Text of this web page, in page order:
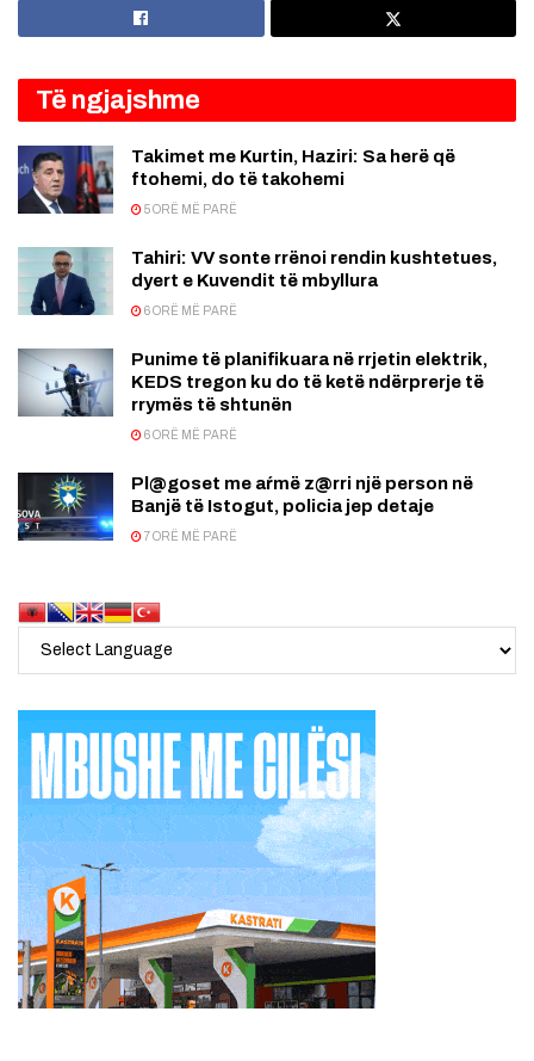
Të ngjajshme
Takimet me Kurtin, Haziri: Sa herë që
ftohemi, do të takohemi
5 ORË MË PARË
Tahiri: VV sonte rrënoi rendin kushtetues,
dyert e Kuvendit të mbyllura
6 ORË MË PARË
Punime të planifikuara në rrjetin elektrik,
KEDS tregon ku do të ketë ndërprerje të
rrymës të shtunën
6 ORË MË PARË
Pl@goset me aŕmë z@rri një person në
Banjë të Istogut, policia jep detaje
7 ORË MË PARË